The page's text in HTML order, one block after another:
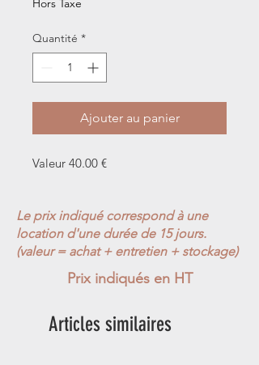
Hors Taxe
Quantité *
Ajouter au panier
Valeur 40.00 €
Le prix indiqué correspond à une
location d'une durée de 15 jours.
(valeur = achat + entretien + stockage)
Prix indiqués en HT
Articles similaires